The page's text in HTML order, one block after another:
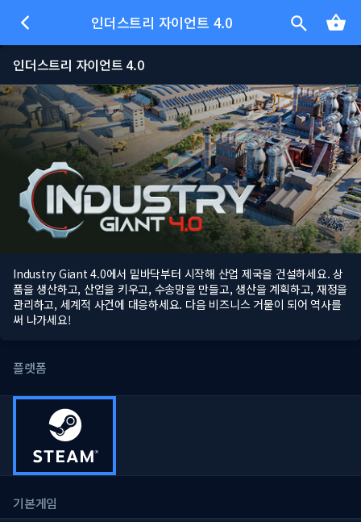
인더스트리 자이언트 4.0
인더스트리 자이언트 4.0
Industry Giant 4.0에서 밑바닥부터 시작해 산업 제국을 건설하세요. 상
품을 생산하고, 산업을 키우고, 수송망을 만들고, 생산을 계획하고, 재정을
관리하고, 세계적 사건에 대응하세요. 다음 비즈니스 거물이 되어 역사를
써 나가세요!
플랫폼
기본게임